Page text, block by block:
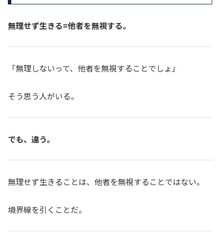
無理せず生きる=他者を無視する。
「無理しないって、他者を無視することでしょ」
そう思う人がいる。
でも、違う。
無理せず生きることは、他者を無視することではない。
境界線を引くことだ。